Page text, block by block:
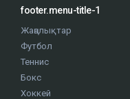
footer.menu-title-1
Жаңалықтар
Футбол
Теннис
Бокс
Хоккей